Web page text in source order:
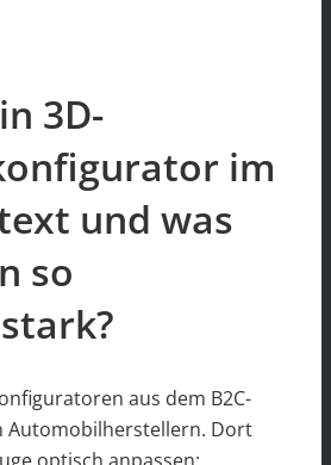
3D-
im
und was
so
aus dem B2C-
Automobilherstellern. Dort
optisch anpassen: